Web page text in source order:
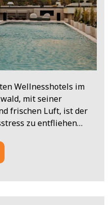
Wellnesshotels im
mit seiner
frischen Luft, ist der
zu entfliehen…